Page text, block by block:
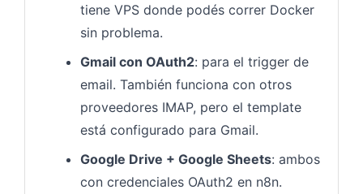
tiene VPS donde podés correr Docker
sin problema.
Gmail con OAuth2: para el trigger de
email. También funciona con otros
proveedores IMAP, pero el template
está configurado para Gmail.
Google Drive + Google Sheets: ambos
con credenciales OAuth2 en n8n.